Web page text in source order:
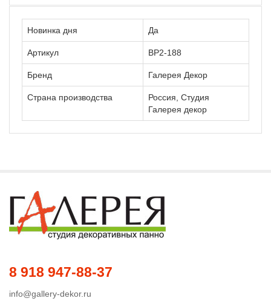
Новинка дня Да
Артикул ВР2-188
Бренд Галерея Декор
Страна производства
Россия, Студия
Галерея декор
8 918 947-88-37
info@gallery-dekor.ru